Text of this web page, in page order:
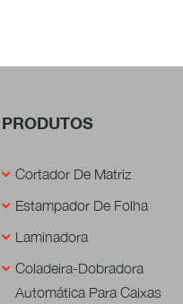
PRODUTOS
Cortador De Matriz
Estampador De Folha
Laminadora
Coladeira-Dobradora
Automática Para Caixas